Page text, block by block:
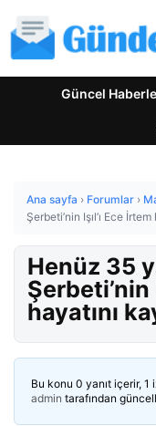
Güncel
Ana sayfa › Forumlar ›
Şerbeti’nin Işıl’ı Ece
Henüz 35
Şerbeti’nin
hayatını
Bu konu 0 yanıt içerir, 1
admin tarafından